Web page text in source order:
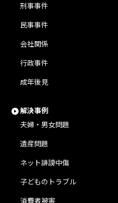
刑事事件
民事事件
会社関係
行政事件
成年後見
解決事例
夫婦・男女問題
遺産問題
ネット誹謗中傷
子どものトラブル
消費者被害